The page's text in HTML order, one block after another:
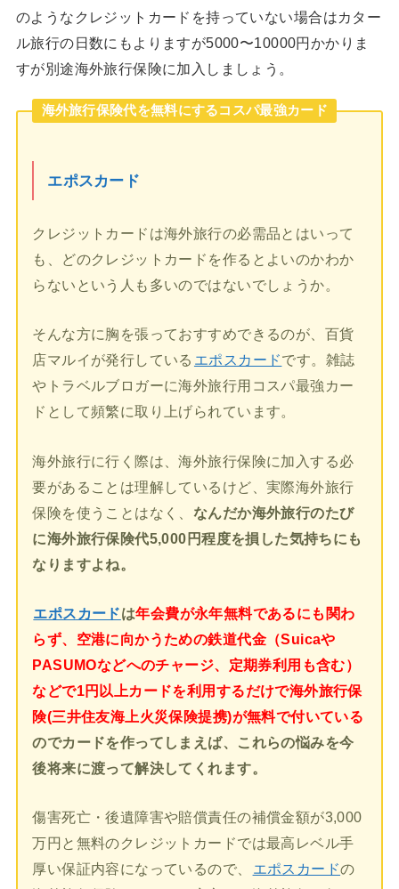
のようなクレジットカードを持っていない場合はカター
ル旅行の日数にもよりますが5000〜10000円かかりま
すが別途海外旅行保険に加入しましょう。
海外旅行保険代を無料にするコスパ最強カード
エポスカード
クレジットカードは海外旅行の必需品とはいって
も、どのクレジットカードを作るとよいのかわか
らないという人も多いのではないでしょうか。
そんな方に胸を張っておすすめできるのが、百貨
店マルイが発行している エポスカードです。雑誌
やトラベルブロガーに海外旅行用コスパ最強カー
ドとして頻繁に取り上げられています。
海外旅行に行く際は、海外旅行保険に加入する必
要があることは理解しているけど、実際海外旅行
保険を使うことはなく、 なんだか海外旅行のたび
に海外旅行保険代5,000円程度を損した気持ちにも
なりますよね。
エポスカードは年会費が永年無料であるにも関わ
らず、空港に向かうための鉄道代金（Suicaや
PASUMOなどへのチャージ、定期券利用も含む）
などで1円以上カードを利用するだけで海外旅行保
険(三井住友海上火災保険提携)が無料で付いている
のでカードを作ってしまえば、これらの悩みを今
後将来に渡って解決してくれます。
傷害死亡・後遺障害や賠償責任の補償金額が3,000
万円と無料のクレジットカードでは最高レベル手
厚い保証内容になっているので、
エポスカードの